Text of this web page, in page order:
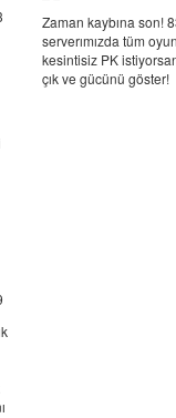
Zaman kaybına son!
serverımızda tüm
kesintisiz PK
çık ve gücünü göster!